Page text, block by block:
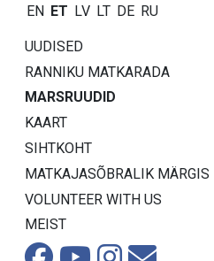
EN ET LV LT DE RU
UUDISED
RANNIKU MATKARADA
MARSRUUDID
KAART
SIHTKOHT
MATKAJASÕBRALIK MÄRGIS
VOLUNTEER WITH US
MEIST